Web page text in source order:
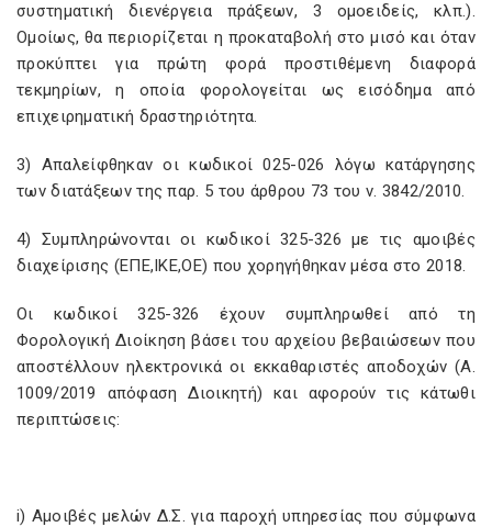
συστηματική διενέργεια πράξεων, 3 ομοειδείς, κλπ.).
Ομοίως, θα περιορίζεται η προκαταβολή στο μισό και όταν
προκύπτει για πρώτη φορά προστιθέμενη διαφορά
τεκμηρίων, η οποία φορολογείται ως εισόδημα από
επιχειρηματική δραστηριότητα.
3) Απαλείφθηκαν οι κωδικοί 025-026 λόγω κατάργησης
των διατάξεων της παρ. 5 του άρθρου 73 του ν. 3842/2010.
4) Συμπληρώνονται οι κωδικοί 325-326 με τις αμοιβές
διαχείρισης (ΕΠΕ,ΙΚΕ,ΟΕ) που χορηγήθηκαν μέσα στο 2018.
Οι κωδικοί 325-326 έχουν συμπληρωθεί από τη
Φορολογική Διοίκηση βάσει του αρχείου βεβαιώσεων που
αποστέλλουν ηλεκτρονικά οι εκκαθαριστές αποδοχών (Α.
1009/2019 απόφαση Διοικητή) και αφορούν τις κάτωθι
περιπτώσεις:
i) Αμοιβές μελών Δ.Σ. για παροχή υπηρεσίας που σύμφωνα